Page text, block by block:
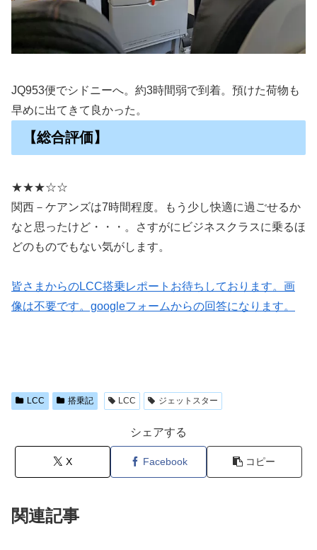
JQ953便でシドニーへ。約3時間弱で到着。預けた荷物も
早めに出てきて良かった。
【総合評価】
★★★☆☆
関西－ケアンズは7時間程度。もう少し快適に過ごせるか
なと思ったけど・・・。さすがにビジネスクラスに乗るほ
どのものでもない気がします。
皆さまからのLCC搭乗レポートお待ちしております。画
像は不要です。googleフォームからの回答になります。
LCC 搭乗記 LCC ジェットスター
シェアする
X Facebook コピー
関連記事